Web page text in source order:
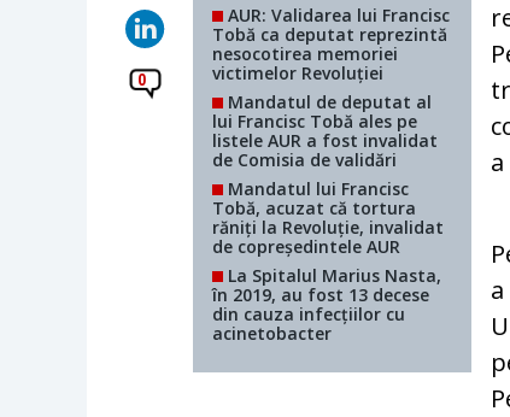
0
AUR: Validarea lui Francisc
Tobă ca deputat reprezintă
nesocotirea memoriei
victimelor Revoluției
Mandatul de deputat al
lui Francisc Tobă ales pe
listele AUR a fost invalidat
de Comisia de validări
Mandatul lui Francisc
Tobă, acuzat că tortura
răniți la Revoluție, invalidat
de copreședintele AUR
La Spitalul Marius Nasta,
în 2019, au fost 13 decese
din cauza infecțiilor cu
acinetobacter